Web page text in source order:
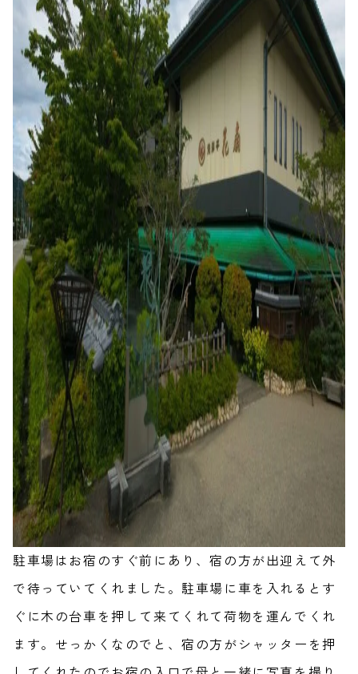
駐車場はお宿のすぐ前にあり、宿の方が出迎えて外
で待っていてくれました。駐車場に車を入れるとす
ぐに木の台車を押して来てくれて荷物を運んでくれ
ます。せっかくなのでと、宿の方がシャッターを押